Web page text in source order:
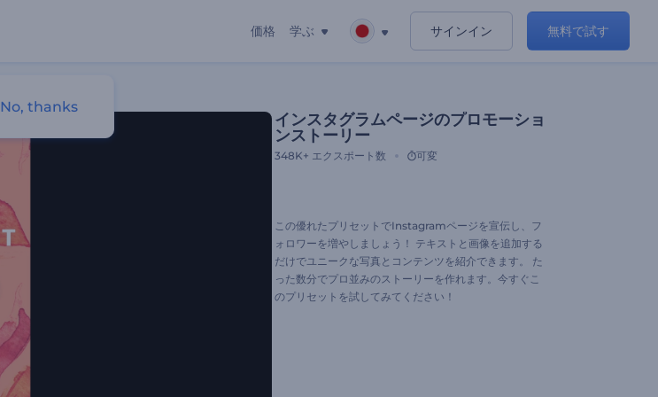
価格 学ぶ サインイン 無料で試す
インスタグラムページのプロモーショ
ンストーリー
348K+ エクスポート数 可変
この優れたプリセットでInstagramページを宣伝し、フ
ォロワーを増やしましょう！ テキストと画像を追加する
だけでユニークな写真とコンテンツを紹介できます。 た
った数分でプロ並みのストーリーを作れます。今すぐこ
のプリセットを試してみてください！
No, thanks